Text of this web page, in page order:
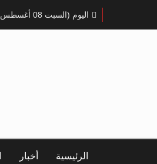
اليوم (السبت 08 أغسطس 2026)
الرئيسية أخبار